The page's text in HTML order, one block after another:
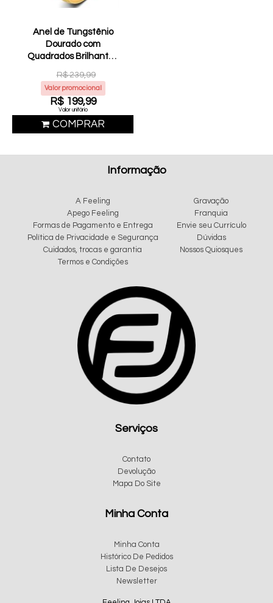
Anel de Tungstênio
Dourado com
Quadrados Brilhantes
8mm (FJ15-8)
R$ 239,99
Valor promocional
R$ 199,99
Valor unitário
COMPRAR
Informação
A Feeling
Apego Feeling
Formas de Pagamento e Entrega
Política de Privacidade e Segurança
Cuidados, trocas e garantia
Termos e Condições
Gravação
Franquia
Envie seu Currículo
Dúvidas
Nossos Quiosques
Serviços
Contato
Devolução
Mapa Do Site
Minha Conta
Minha Conta
Histórico De Pedidos
Lista De Desejos
Newsletter